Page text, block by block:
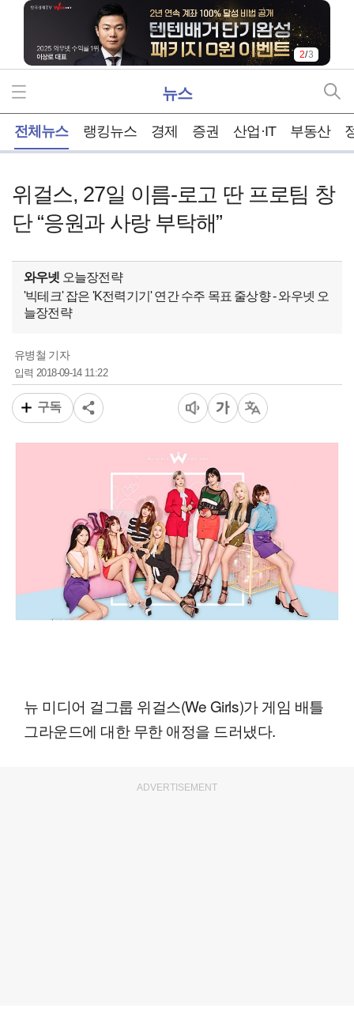
3/3
뉴스
전체뉴스 랭킹뉴스 경제 증권 산업·IT 부동산
위걸스, 27일 이름-로고 딴 프로팀 창
단 “응원과 사랑 부탁해”
와우넷 오늘장전략
'빅테크' 잡은 'K전력기기' 연간 수주 목표 줄상향 - 와우넷 오
늘장전략
유병철 기자
입력 2018-09-14 11:22
구독
뉴 미디어 걸그룹 위걸스(We Girls)가 게임 배틀
그라운드에 대한 무한 애정을 드러냈다.
ADVERTISEMENT